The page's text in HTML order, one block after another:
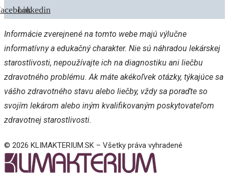
Linkedin
Informácie zverejnené na tomto webe majú výlučne
informatívny a edukačný charakter. Nie sú náhradou lekárskej
starostlivosti, nepoužívajte ich na diagnostiku ani liečbu
zdravotného problému. Ak máte akékoľvek otázky, týkajúce sa
vášho zdravotného stavu alebo liečby, vždy sa poraďte so
svojím lekárom alebo iným kvalifikovaným poskytovateľom
zdravotnej starostlivosti.
© 2026 KLIMAKTERIUM.SK – Všetky práva vyhradené